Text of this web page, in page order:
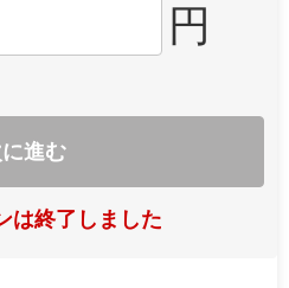
円
進む
は終了しました